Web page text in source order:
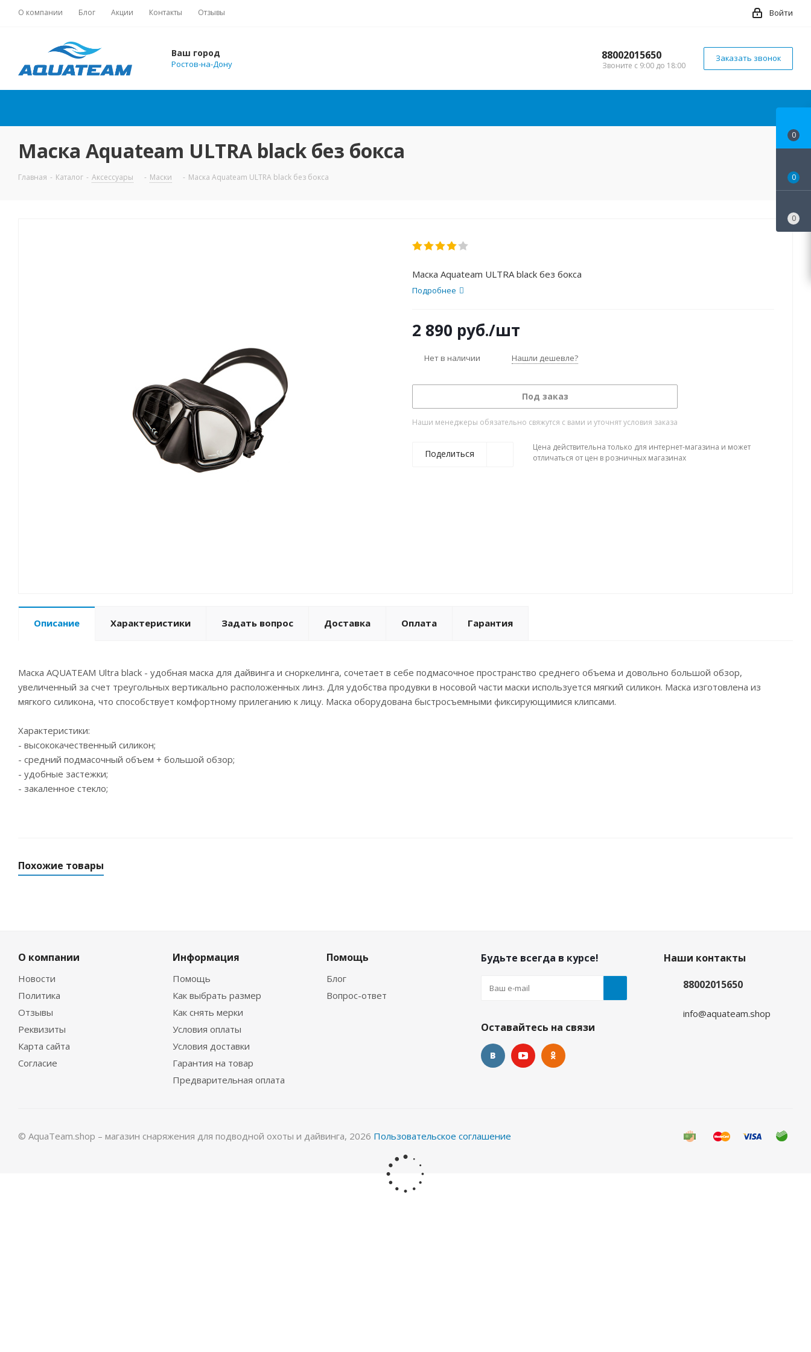
О компании Блог Акции Контакты Отзывы Войти
Ваш город
Ростов-на-Дону
88002015650
Звоните с 9:00 до 18:00
Заказать звонок
Маска Aquateam ULTRA black без бокса
Главная - Каталог - Аксессуары - Маски - Маска Aquateam ULTRA black без бокса
Маска Aquateam ULTRA black без бокса
Подробнее
2 890 руб./шт
Нет в наличии Нашли дешевле?
Под заказ
Наши менеджеры обязательно свяжутся с вами и уточнят условия заказа
Поделиться
Цена действительна только для интернет-магазина и может
отличаться от цен в розничных магазинах
Описание Характеристики Задать вопрос Доставка Оплата Гарантия
Маска AQUATEAM Ultra black - удобная маска для дайвинга и сноркелинга, сочетает в себе подмасочное пространство среднего объема и довольно большой обзор,
увеличенный за счет треугольных вертикально расположенных линз. Для удобства продувки в носовой части маски используется мягкий силикон. Маска изготовлена из
мягкого силикона, что способствует комфортному прилеганию к лицу. Маска оборудована быстросъемными фиксирующимися клипсами.
Характеристики:
- высококачественный силикон;
- средний подмасочный объем + большой обзор;
- удобные застежки;
- закаленное стекло;
Похожие товары
Маска Aquateam ECO c боксом Маска Aquateam ONE c боксом
Нет в наличии
Маска Aquateam FRAMELESS UNO black с боксом
О компании
Новости
Политика
Отзывы
Реквизиты
Карта сайта
Согласие
Информация
Помощь
Как выбрать размер
Как снять мерки
Условия оплаты
Условия доставки
Гарантия на товар
Предварительная оплата
Помощь
Блог
Вопрос-ответ
Будьте всегда в курсе!
Оставайтесь на связи
Наши контакты
88002015650
info@aquateam.shop
© AquaTeam.shop – магазин снаряжения для подводной охоты и дайвинга, 2026 Пользовательское соглашение
0
0
0